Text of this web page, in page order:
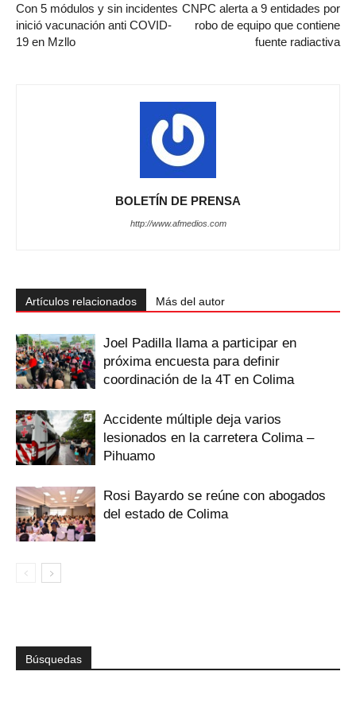
Con 5 módulos y sin incidentes
inició vacunación anti COVID-
19 en Mzllo
CNPC alerta a 9 entidades por
robo de equipo que contiene
fuente radiactiva
BOLETÍN DE PRENSA
http://www.afmedios.com
Artículos relacionados Más del autor
Joel Padilla llama a participar en
próxima encuesta para definir
coordinación de la 4T en Colima
Accidente múltiple deja varios
lesionados en la carretera Colima –
Pihuamo
Rosi Bayardo se reúne con abogados
del estado de Colima
Búsquedas